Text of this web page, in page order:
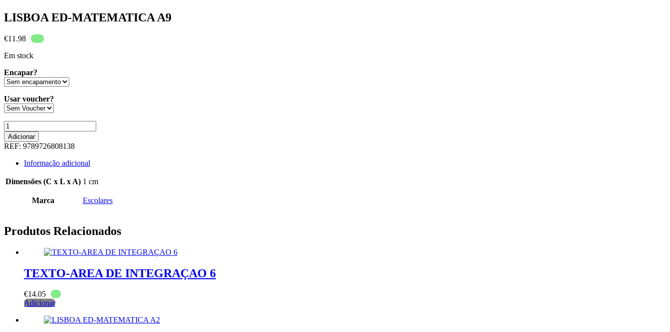
LISBOA ED-MATEMATICA A9
€11.98
Em stock
Encapar?
Usar voucher?
Quantidade
de
LISBOA
ED-
MATEMATICA
Adicionar
REF: 9789726808138
Informação adicional
Dimensões (C x L x A) 1 cm
Marca Escolares
Produtos Relacionados
TEXTO-AREA DE INTEGRAÇAO 6
€14.05
Adicionar